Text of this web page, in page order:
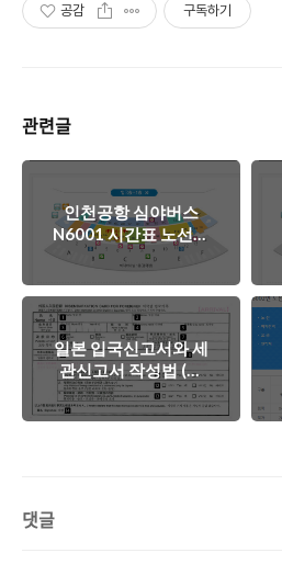
공감 구독하기
관련글
인천공항 심야버스
N6001 시간표 노선도
승차장
일본 입국신고서와 세
관신고서 작성법 (쉽
게작성하는법)
댓글